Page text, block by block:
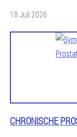
18 Juli 2026
CHRONISCHE